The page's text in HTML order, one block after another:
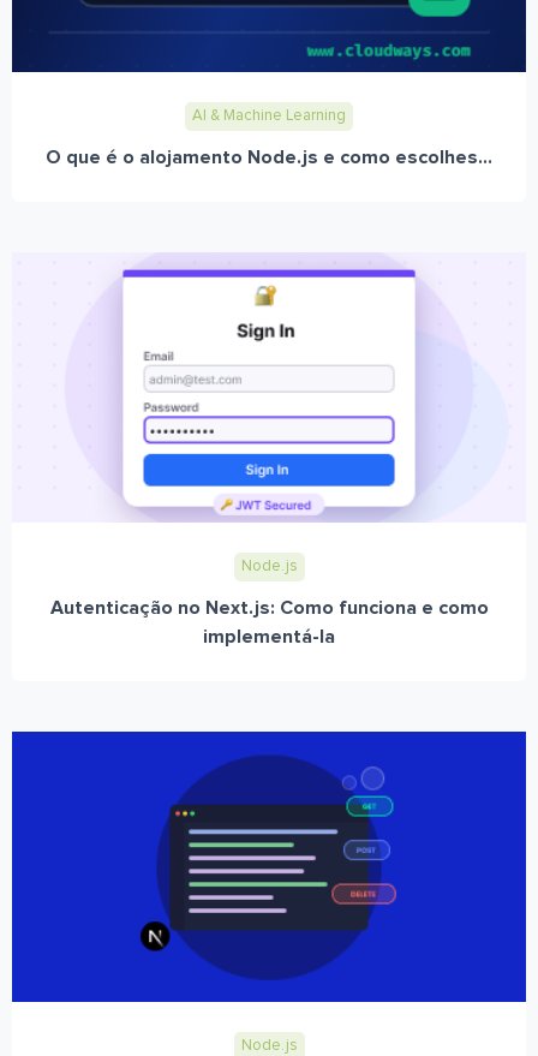
AI & Machine Learning
O que é o alojamento Node.js e como escolhes...
Node.js
Autenticação no Next.js: Como funciona e como
implementá-la
Node.js